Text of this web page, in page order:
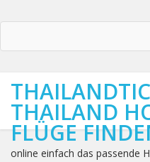
THAILAND
FLÜGE
online einfach das passende